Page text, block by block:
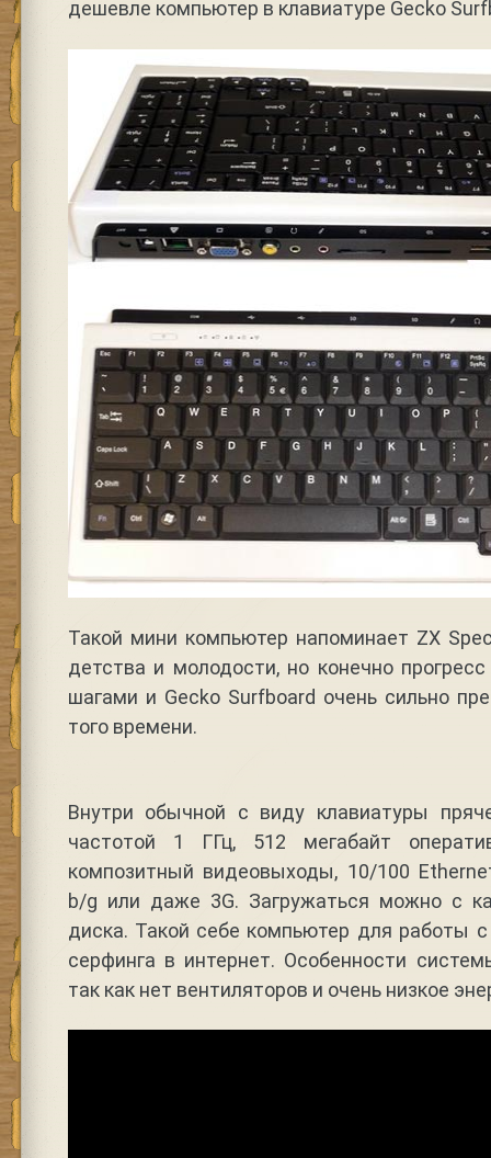
дешевле компьютер в клавиатуре Gecko
Такой мини компьютер напоминает ZX
детства и молодости, но конечно
шагами и Gecko Surfboard очень сильно
того времени.
Внутри обычной с виду клавиатуры
частотой 1 ГГц, 512 мегабайт
композитный видеовыходы, 10/100
b/g или даже 3G. Загружаться можно с
диска. Такой себе компьютер для работы
серфинга в интернет. Особенности
так как нет вентиляторов и очень низкое